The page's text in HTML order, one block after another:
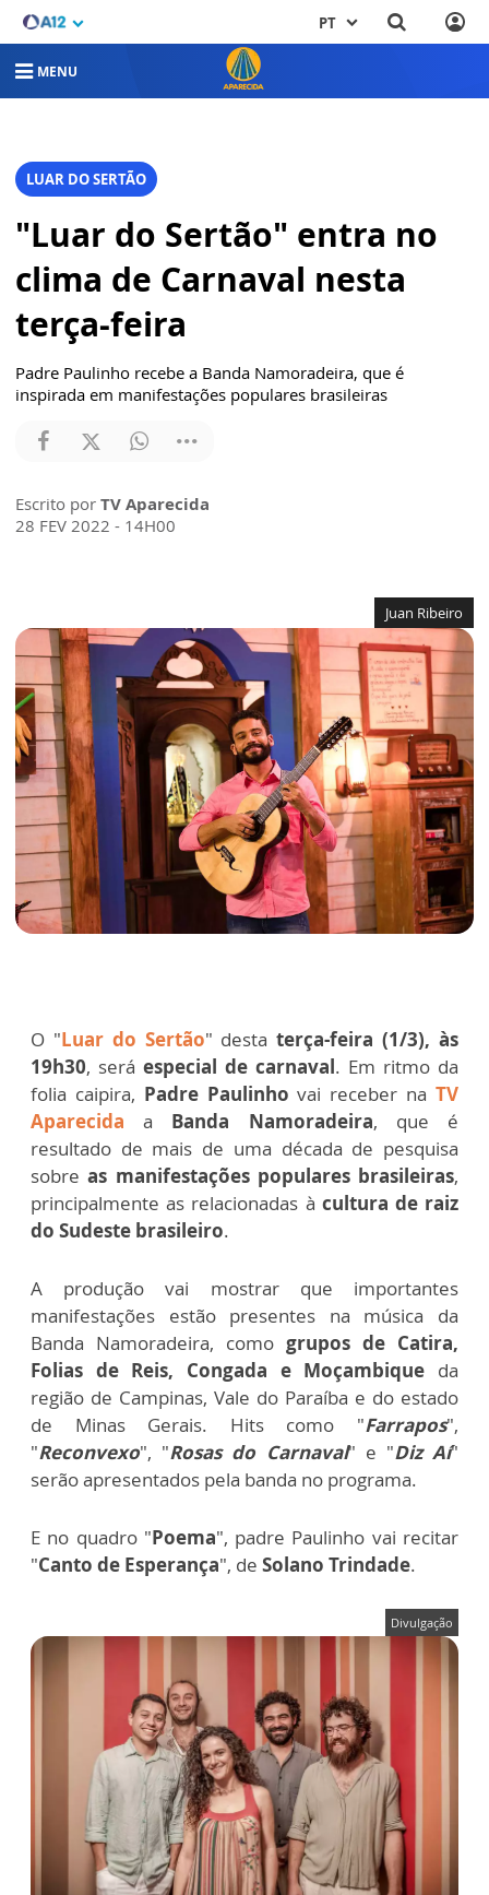
PT
MENU
LUAR DO SERTÃO
"Luar do Sertão" entra no
clima de Carnaval nesta
terça-feira
Padre Paulinho recebe a Banda Namoradeira, que é
inspirada em manifestações populares brasileiras
Escrito por TV Aparecida
28 FEV 2022 - 14H00
Juan Ribeiro
O "Luar do Sertão" destaterça-feira (1/3), às
19h30, será especial de carnaval. Em ritmo da
folia caipira, Padre Paulinho vai receber naTV
Aparecida a Banda Namoradeira, que é
resultado de mais de uma década de pesquisa
sobreas manifestações populares brasileiras,
principalmente as relacionadas à cultura de raiz
do Sudeste brasileiro.
A produção vai mostrar que importantes
manifestações estão presentes na música da
Banda Namoradeira, como grupos de Catira,
Folias de Reis, Congada e Moçambique da
região de Campinas, Vale do Paraíba e do estado
de Minas Gerais. Hits como "Farrapos",
"Reconvexo", "Rosas do Carnaval" e "Diz Aí"
serão apresentados pela banda no programa.
E no quadro "Poema", padre Paulinho vai recitar
"Canto de Esperança", de Solano Trindade.
Divulgação